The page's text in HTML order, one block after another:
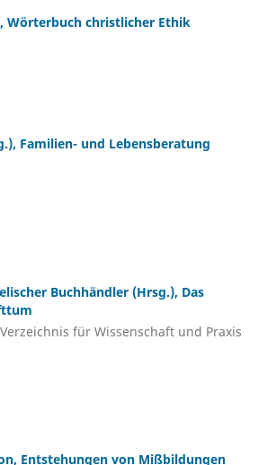
Wörterbuch christlicher Ethik
Familien- und Lebensberatung
Buchhändler (Hrsg.), Das
für Wissenschaft und Praxis
Entstehungen von Mißbildungen